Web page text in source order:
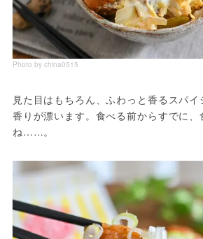
Photo by china0515
見た目はもちろん、ふわっと香るスパ
香りが漂います。食べる前からすでに
ね……。